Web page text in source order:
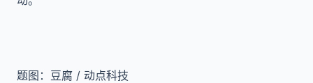
题图：豆腐 / 动点科技